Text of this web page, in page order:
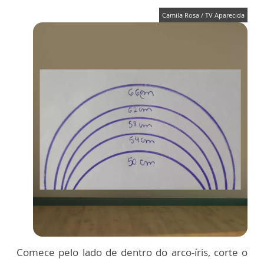
Camila Rosa / TV Aparecida
Comece pelo lado de dentro do arco-íris, corte o